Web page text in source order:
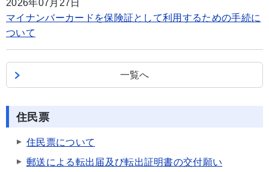
2026年07月27日
マイナンバーカードを保険証として利用するための手続に
ついて
一覧へ
住民票
住民票について
郵送による転出届及び転出証明書の交付願い